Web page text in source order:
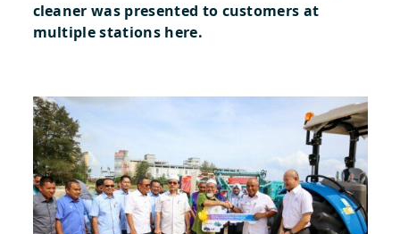
cleaner was presented to customers at
multiple stations here.